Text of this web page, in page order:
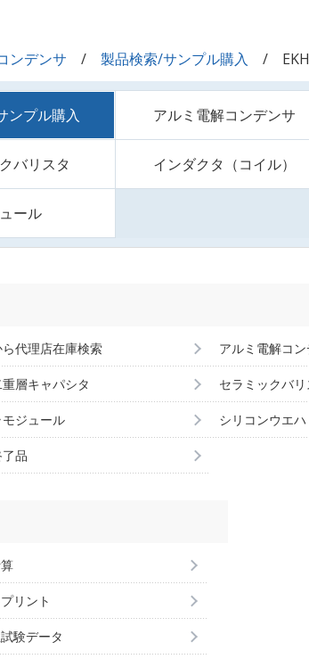
ンデンサ 製品検索/サンプル購入
ンプル購入 アルミ電解コンデンサ
バリスタ インダクタ（コイル）
ール
代理店在庫検索 アルミ電解コ
層キャパシタ セラミックバリ
ジュール シリコンウエハ
品
リント
験データ